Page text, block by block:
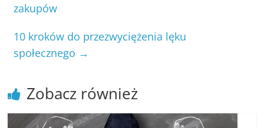
zakupów
10 kroków do przezwyciężenia lęku
społecznego →
Zobacz również